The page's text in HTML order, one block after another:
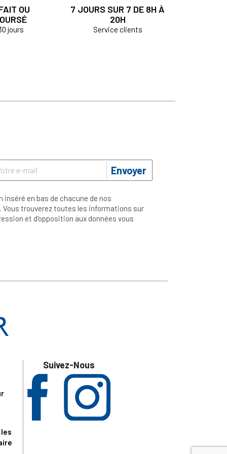
OU
jours
7 JOURS SUR 7 DE 8H À
20H
Service clients
Envoyer
en bas de chacune de nos
trouverez toutes les informations sur
et d'opposition aux données vous
Suivez-Nous